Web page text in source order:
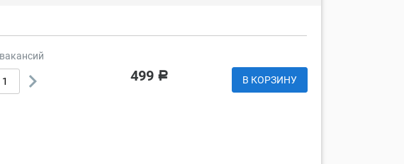
499 Р В КОРЗИНУ